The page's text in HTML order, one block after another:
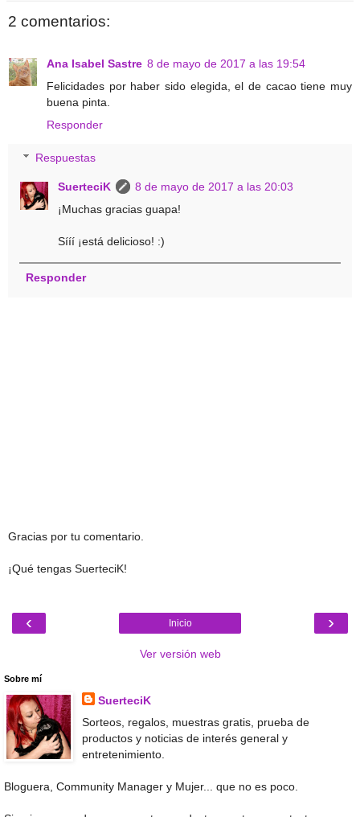
2 comentarios:
Ana Isabel Sastre 8 de mayo de 2017 a las 19:54
Felicidades por haber sido elegida, el de cacao tiene muy
buena pinta.
Responder
Respuestas
SuerteciK
8 de mayo de 2017 a las 20:03
¡Muchas gracias guapa!
Sííí ¡está delicioso! :)
Responder
Gracias por tu comentario.
¡Qué tengas SuerteciK!
‹ ›
Inicio
Ver versión web
Sobre mí
SuerteciK
Sorteos, regalos, muestras gratis, prueba de
productos y noticias de interés general y
entretenimiento.
Bloguera, Community Manager y Mujer... que no es poco.